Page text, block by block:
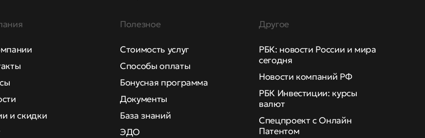
и скидки
Полезное
Стоимость услуг
Способы оплаты
Бонусная программа
Документы
База знаний
ЭДО
Другое
РБК: новости России и мира
сегодня
Новости компаний РФ
РБК Инвестиции: курсы
валют
Спецпроект с Онлайн
Патентом